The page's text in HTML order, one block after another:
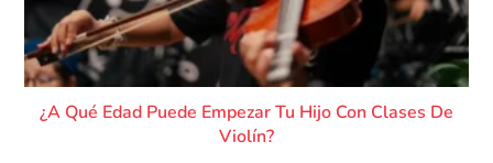
¿A Qué Edad Puede Empezar Tu Hijo Con Clases De
Violín?